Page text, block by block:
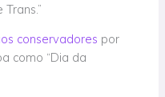
conservadores por
como “Dia da